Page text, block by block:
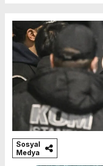
Sosyal
Medya